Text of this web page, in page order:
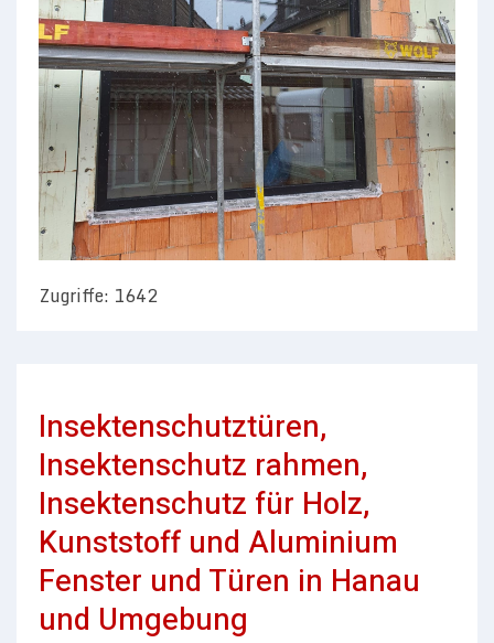
Zugriffe: 1642
Insektenschutztüren,
Insektenschutz rahmen,
Insektenschutz für Holz,
Kunststoff und Aluminium
Fenster und Türen in Hanau
und Umgebung